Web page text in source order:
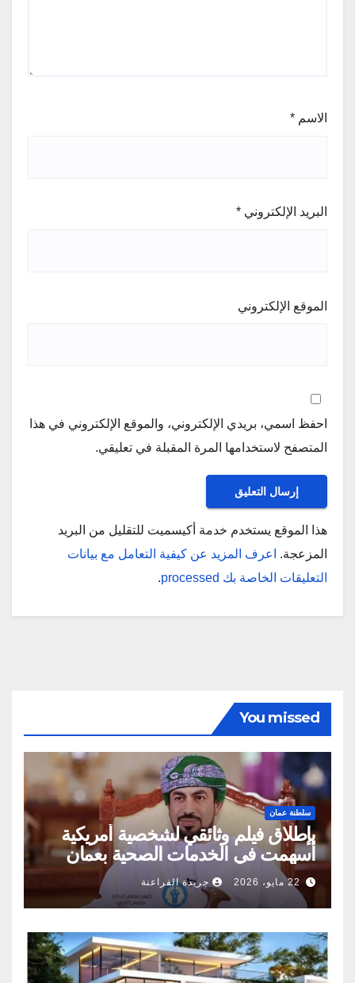
الاسم *
البريد الإلكتروني *
الموقع الإلكتروني
احفظ اسمي، بريدي الإلكتروني، والموقع الإلكتروني في هذا
المتصفح لاستخدامها المرة المقبلة في تعليقي.
هذا الموقع يستخدم خدمة أكيسميت للتقليل من البريد
المزعجة.
اعرف المزيد عن كيفية التعامل مع بيانات
التعليقات الخاصة بك processed
.
You missed
سلطنة عمان
بإطلاق فيلم وثائقي لشخصية أمريكية
أسهمت في الخدمات الصحية بعمان
22 مايو، 2026 جريدة الفراعنة